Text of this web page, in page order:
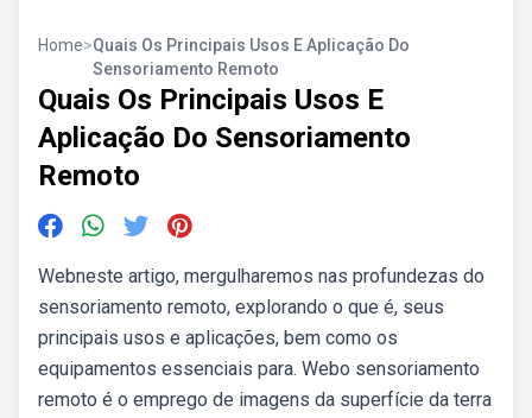
Home>Quais Os Principais Usos E Aplicação Do
Sensoriamento Remoto
Quais Os Principais Usos E
Aplicação Do Sensoriamento
Remoto
Webneste artigo, mergulharemos nas profundezas do
sensoriamento remoto, explorando o que é, seus
principais usos e aplicações, bem como os
equipamentos essenciais para. Webo sensoriamento
remoto é o emprego de imagens da superfície da terra